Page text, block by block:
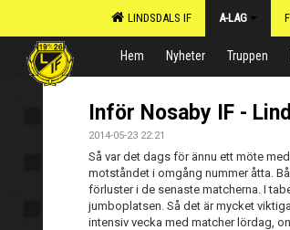
LINDSDALS IF A-LAG
Hem Nyheter Truppen
Inför Nosaby IF -
2014-05-23 22:21
Så var det dags för ännu ett möte
motståndet i omgång nummer åtta.
förluster i de senaste matcherna. I
jumboplatsen. Så det är mycket
intensiv vecka med matcher lördag,